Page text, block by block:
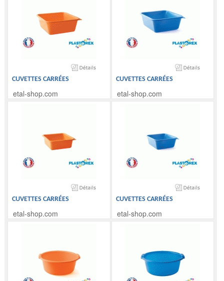
CUVETTES CARRÉES
etal-shop.com
CUVETTES CARRÉES
etal-shop.com
CUVETTES CARRÉES
etal-shop.com
CUVETTES CARRÉES
etal-shop.com